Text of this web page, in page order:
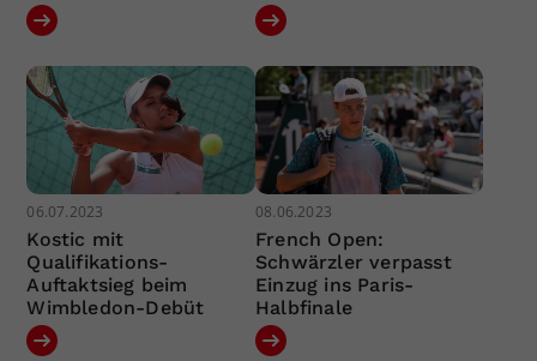
06.07.2023
Kostic mit
Qualifikations-
Auftaktsieg beim
Wimbledon-Debüt
08.06.2023
French Open:
Schwärzler verpasst
Einzug ins Paris-
Halbfinale